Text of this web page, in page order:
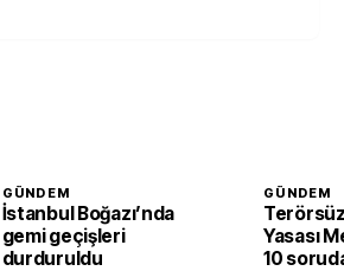
GÜNDEM
İstanbul Boğazı’nda
gemi geçişleri
durduruldu
GÜNDEM
Yasası
10